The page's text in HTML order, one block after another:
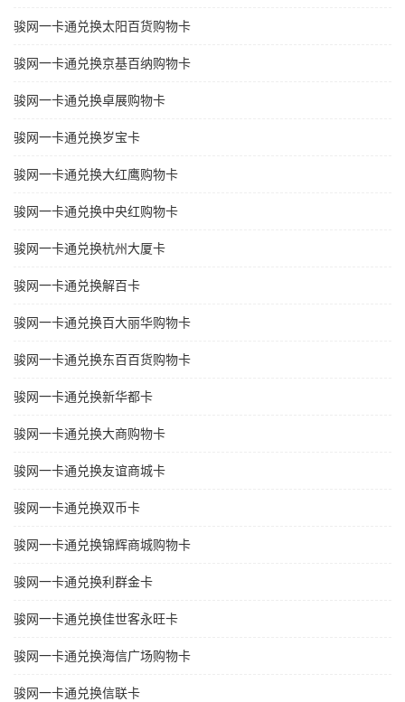
骏网一卡通兑换太阳百货购物卡
骏网一卡通兑换京基百纳购物卡
骏网一卡通兑换卓展购物卡
骏网一卡通兑换岁宝卡
骏网一卡通兑换大红鹰购物卡
骏网一卡通兑换中央红购物卡
骏网一卡通兑换杭州大厦卡
骏网一卡通兑换解百卡
骏网一卡通兑换百大丽华购物卡
骏网一卡通兑换东百百货购物卡
骏网一卡通兑换新华都卡
骏网一卡通兑换大商购物卡
骏网一卡通兑换友谊商城卡
骏网一卡通兑换双币卡
骏网一卡通兑换锦辉商城购物卡
骏网一卡通兑换利群金卡
骏网一卡通兑换佳世客永旺卡
骏网一卡通兑换海信广场购物卡
骏网一卡通兑换信联卡